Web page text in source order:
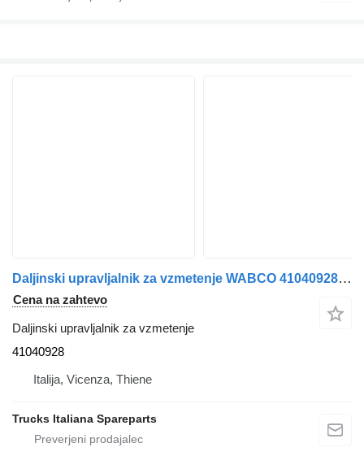
Daljinski upravljalnik za vzmetenje WABCO 41040928 za tovornjak IVECO Stralis 2013>
Cena na zahtevo
Daljinski upravljalnik za vzmetenje
41040928
Italija, Vicenza, Thiene
Trucks Italiana Spareparts